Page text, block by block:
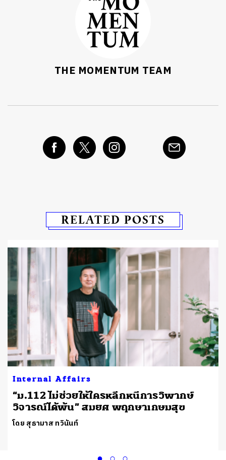
THE MOMENTUM TEAM
RELATED POSTS
Internal Affairs
“ม.112 ไม่ช่วยให้ใครหลีกหนีการวิพากษ์
วิจารณ์ได้พ้น” สมยศ พฤกษาเกษมสุข
โดย สุธามาส ทวินันท์